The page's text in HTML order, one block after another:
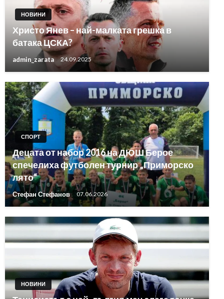
НОВИНИ
Христо Янев – най-малката грешка в
батака ЦСКА?
admin_zarata 24.09.2025
СПОРТ
Децата от набор 2016 на ДЮШ Берое
спечелиха футболен турнир „Приморско
лято“
Стефан Стефанов 07.06.2026
НОВИНИ